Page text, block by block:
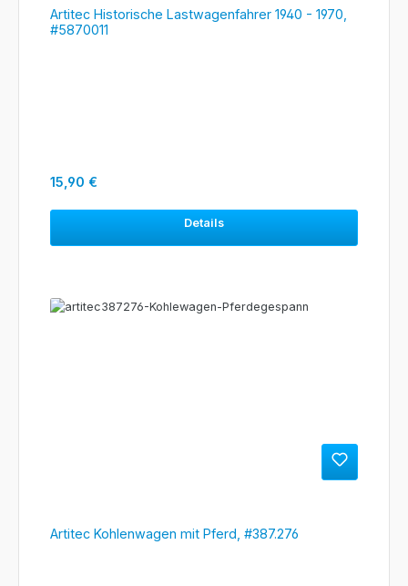
Artitec Historische Lastwagenfahrer 1940 - 1970,
#5870011
Regulärer Preis:
15,90 €
Details
Artitec Kohlenwagen mit Pferd, #387.276